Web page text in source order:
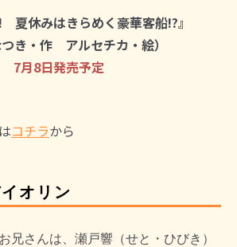
夏休みはきらめく豪華客船!?』
つき・作 アルセチカ・絵）
7月8日発売予定
コチラから
オリン
兄さんは、瀬戸響（せと・ひびき）